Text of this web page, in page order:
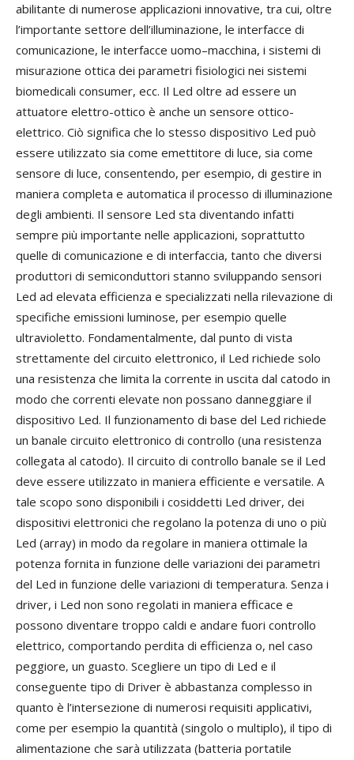
abilitante di numerose applicazioni innovative, tra cui, oltre
l’importante settore dell’illuminazione, le interfacce di
comunicazione, le interfacce uomo–macchina, i sistemi di
misurazione ottica dei parametri fisiologici nei sistemi
biomedicali consumer, ecc. Il Led oltre ad essere un
attuatore elettro-ottico è anche un sensore ottico-
elettrico. Ciò significa che lo stesso dispositivo Led può
essere utilizzato sia come emettitore di luce, sia come
sensore di luce, consentendo, per esempio, di gestire in
maniera completa e automatica il processo di illuminazione
degli ambienti. Il sensore Led sta diventando infatti
sempre più importante nelle applicazioni, soprattutto
quelle di comunicazione e di interfaccia, tanto che diversi
produttori di semiconduttori stanno sviluppando sensori
Led ad elevata efficienza e specializzati nella rilevazione di
specifiche emissioni luminose, per esempio quelle
ultravioletto. Fondamentalmente, dal punto di vista
strettamente del circuito elettronico, il Led richiede solo
una resistenza che limita la corrente in uscita dal catodo in
modo che correnti elevate non possano danneggiare il
dispositivo Led. Il funzionamento di base del Led richiede
un banale circuito elettronico di controllo (una resistenza
collegata al catodo). Il circuito di controllo banale se il Led
deve essere utilizzato in maniera efficiente e versatile. A
tale scopo sono disponibili i cosiddetti Led driver, dei
dispositivi elettronici che regolano la potenza di uno o più
Led (array) in modo da regolare in maniera ottimale la
potenza fornita in funzione delle variazioni dei parametri
del Led in funzione delle variazioni di temperatura. Senza i
driver, i Led non sono regolati in maniera efficace e
possono diventare troppo caldi e andare fuori controllo
elettrico, comportando perdita di efficienza o, nel caso
peggiore, un guasto. Scegliere un tipo di Led e il
conseguente tipo di Driver è abbastanza complesso in
quanto è l’intersezione di numerosi requisiti applicativi,
come per esempio la quantità (singolo o multiplo), il tipo di
alimentazione che sarà utilizzata (batteria portatile